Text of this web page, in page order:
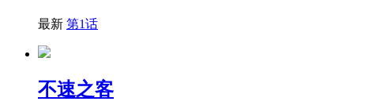
最新 第1话
不速之客